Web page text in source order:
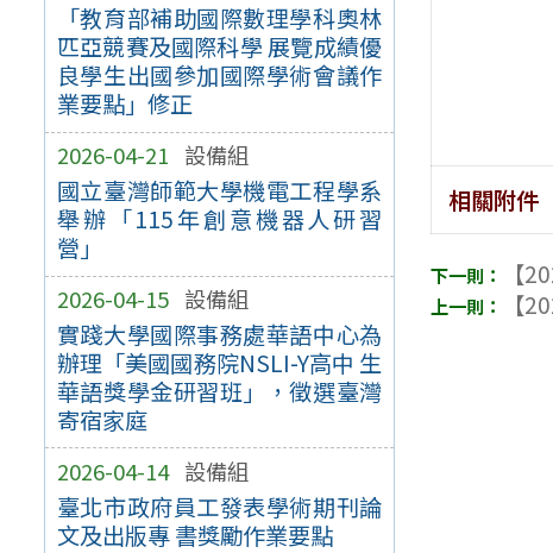
「教育部補助國際數理學科奧林
匹亞競賽及國際科學 展覽成績優
良學生出國參加國際學術會議作
業要點」修正
2026-04-21 設備組
國立臺灣師範大學機電工程學系
舉辦「115年創意機器人研習
營」
2026-04-15 設備組
實踐大學國際事務處華語中心為
辦理「美國國務院NSLI-Y高中 生
華語獎學金研習班」，徵選臺灣
寄宿家庭
2026-04-14 設備組
臺北市政府員工發表學術期刊論
文及出版專 書獎勵作業要點
相關附件
【
【